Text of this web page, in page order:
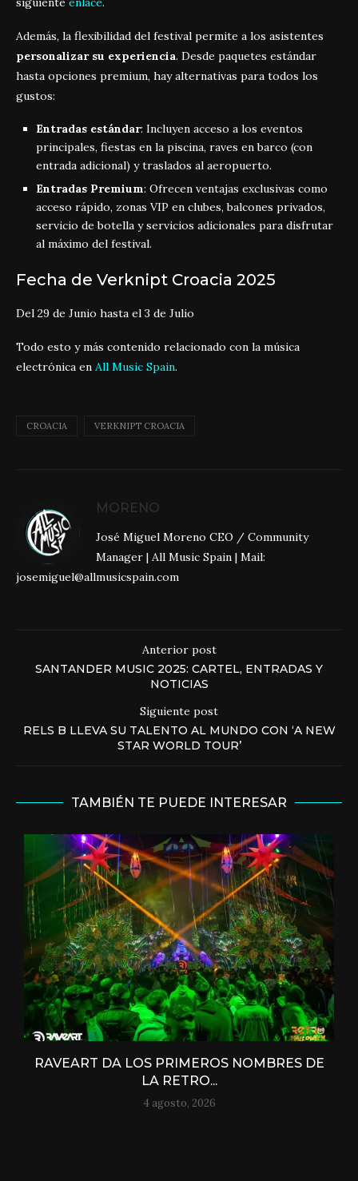
Además, la flexibilidad del festival permite a los asistentes
personalizar su experiencia. Desde paquetes estándar
hasta opciones premium, hay alternativas para todos los
gustos:
Entradas estándar: Incluyen acceso a los eventos
principales, fiestas en la piscina, raves en barco (con
entrada adicional) y traslados al aeropuerto.
Entradas Premium: Ofrecen ventajas exclusivas como
acceso rápido, zonas VIP en clubes, balcones privados,
servicio de botella y servicios adicionales para disfrutar
al máximo del festival.
Fecha de Verknipt Croacia 2025
Del 29 de Junio hasta el 3 de Julio
Todo esto y más contenido relacionado con la música
electrónica en All Music Spain.
CROACIA VERKNIPT CROACIA
MORENO
José Miguel Moreno CEO / Community
Manager | All Music Spain | Mail:
josemiguel@allmusicspain.com
Anterior post
SANTANDER MUSIC 2025: CARTEL, ENTRADAS Y
NOTICIAS
Siguiente post
RELS B LLEVA SU TALENTO AL MUNDO CON ‘A NEW
STAR WORLD TOUR’
TAMBIÉN TE PUEDE INTERESAR
RAVEART DA LOS PRIMEROS NOMBRES DE
LA RETRO...
4 agosto, 2026